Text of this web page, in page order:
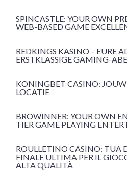
SPINCASTLE: YOUR OWN
WEB-BASED GAME
REDKINGS KASINO – EURE
ERSTKLASSIGE GAMING-
KONINGBET CASINO:
LOCATIE
BROWINNER: YOUR OWN
TIER GAME PLAYING
ROULLETINO CASINO: TUA
FINALE ULTIMA PER IL
ALTA QUALITÀ